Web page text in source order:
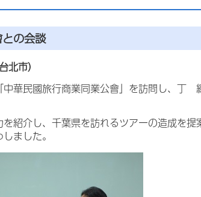
の会談
市）
中華民國旅行商業同業公會」を訪問し、
紹介し、千葉県を訪れるツアーの造成を
ました。